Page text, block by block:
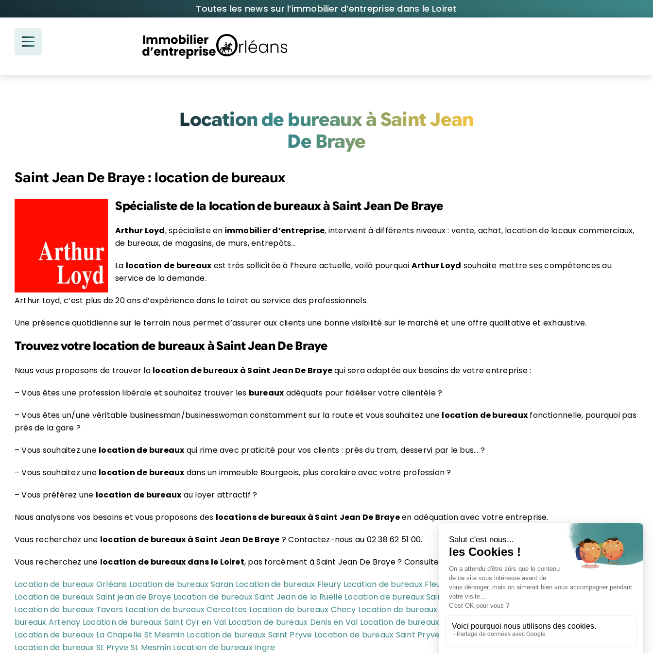
au
contenu
Toutes les news sur l’immobilier d’entreprise dans le Loiret
Location de bureaux à Saint Jean
De Braye
Saint Jean De Braye : location de bureaux
Spécialiste de la location de bureaux à Saint Jean De Braye
Arthur Loyd, spécialiste en immobilier d’entreprise, intervient à différents niveaux : vente, achat, location de locaux commerciaux,
de bureaux, de magasins, de murs, entrepôts…
La location de bureaux est très sollicitée à l’heure actuelle, voilà pourquoi Arthur Loyd souhaite mettre ses compétences au
service de la demande.
Arthur Loyd, c’est plus de 20 ans d’expérience dans le Loiret au service des professionnels.
Une présence quotidienne sur le terrain nous permet d’assurer aux clients une bonne visibilité sur le marché et une offre qualitative et exhaustive.
Trouvez votre location de bureaux à Saint Jean De Braye
Nous vous proposons de trouver la location de bureaux à Saint Jean De Brayequi sera adaptée aux besoins de votre entreprise :
– Vous êtes une profession libérale et souhaitez trouver les bureaux adéquats pour fidéliser votre clientèle ?
– Vous êtes un/une véritable businessman/businesswoman constamment sur la route et vous souhaitez une location de bureaux fonctionnelle, pourquoi pas
près de la gare ?
– Vous souhaitez une location de bureaux qui rime avec praticité pour vos clients : près du tram, desservi par le bus… ?
– Vous souhaitez une location de bureaux dans un immeuble Bourgeois, plus corolaire avec votre profession ?
– Vous préférez une location de bureaux au loyer attractif ?
Nous analysons vos besoins et vous proposons des locations de bureaux à Saint Jean De Brayeen adéquation avec votre entreprise.
Vous recherchez une location de bureaux à Saint Jean De Braye ? Contactez-nous au 02 38 62 51 00.
Vous recherchez une location de bureaux dans le Loiret, pas forcément à Saint Jean De Braye ? Consultez les autres villes ci-dessous :
Location de bureaux Orléans Location de bureaux Saran Location de bureaux Fleury Location de bureaux Fleury-les-aubrais Location de bureaux Olivet
Location de bureaux Saint jean de Braye Location de bureaux Saint Jean de la Ruelle Location de bureaux Saint Jean le Blanc
Location de bureaux Tavers Location de bureaux Cercottes Location de bureaux Checy Location de bureaux MardiéLocation de bureaux Jargeau
bureaux Artenay Location de bureaux Saint Cyr en Val Location de bureaux Denis en Val Location de bureaux La Ferte Saint Aubin Location de bureaux Chaingy
Location de bureaux La Chapelle St Mesmin Location de bureaux Saint Pryve Location de bureaux Saint Pryve Saint Mesmin Location de bureaux St Pryve
Location de bureaux St Pryve St Mesmin Location de bureaux Ingre